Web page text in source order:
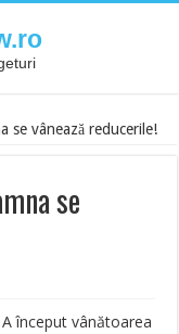
se vânează reducerile!
se
A început vânătoarea